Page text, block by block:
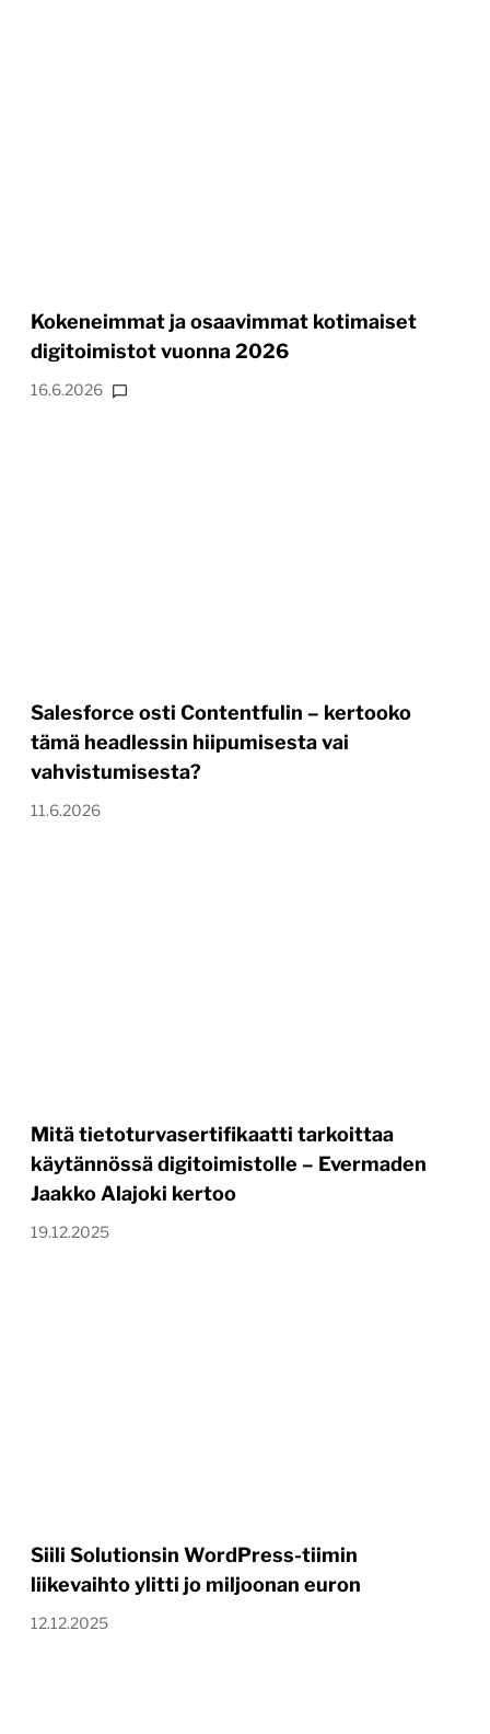
Kokeneimmat ja osaavimmat kotimaiset
digitoimistot vuonna 2026
16.6.2026
Salesforce osti Contentfulin – kertooko
tämä headlessin hiipumisesta vai
vahvistumisesta?
11.6.2026
Mitä tietoturvasertifikaatti tarkoittaa
käytännössä digitoimistolle – Evermaden
Jaakko Alajoki kertoo
19.12.2025
Siili Solutionsin WordPress-tiimin
liikevaihto ylitti jo miljoonan euron
12.12.2025